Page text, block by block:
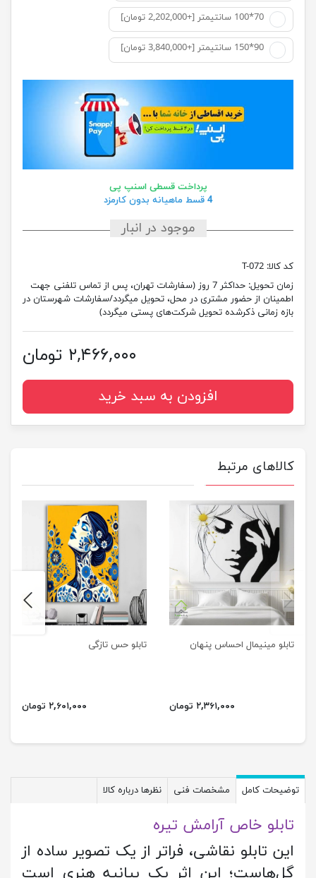
70*100 سانتیمتر [+2,202,000 تومان]
90*150 سانتیمتر [+3,840,000 تومان]
پرداخت قسطی اسنپ پی
4 قسط ماهیانه بدون کارمزد
موجود در انبار
کد کالا: T-072
زمان تحویل:
حداکثر 7 روز (سفارشات تهران، پس از تماس تلفنی جهت
اطمینان از حضور مشتری در محل، تحویل میگردد/سفارشات شهرستان در
بازه زمانی ذکرشده تحویل شرکت‌های پستی میگردد)
۲,۴۶۶,۰۰۰ تومان
افزودن به سبد خرید
کالاهای مرتبط
تابلو مینیمال احساس پنهان
۲,۳۶۱,۰۰۰ تومان
تابلو حس تازگی
۲,۶۰۱,۰۰۰ تومان
previus
توضیحات کامل مشخصات فنی نظرها درباره کالا
تابلو خاص آرامش تیره
این تابلو نقاشی، فراتر از یک تصویر ساده از